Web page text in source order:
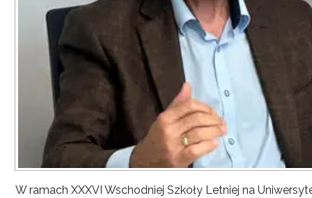
W ramach XXXVI Wschodniej Szkoły Letniej na